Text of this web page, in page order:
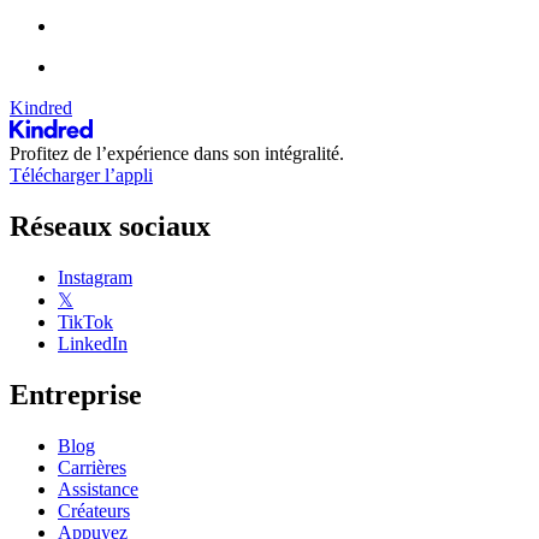
Kindred
Profitez de l’expérience dans son intégralité.
Télécharger l’appli
Réseaux sociaux
Instagram
𝕏
TikTok
LinkedIn
Entreprise
Blog
Carrières
Assistance
Créateurs
Appuyez